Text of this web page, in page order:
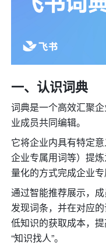
一、认识词典
词典是一个高效汇聚
业成员共同编辑。
它将企业内具有特定
企业专属用词等）提
量化的方式完成企业专
通过智能推荐展示，
发现词条，并在对应
低知识的获取成本，
“知识找人”。